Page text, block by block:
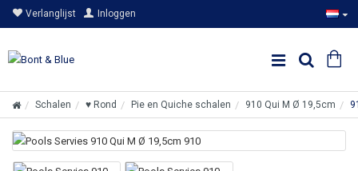
Verlanglijst Inloggen
Schalen ♥ Rond Pie en Quiche schalen 910 Qui M Ø 19,5cm